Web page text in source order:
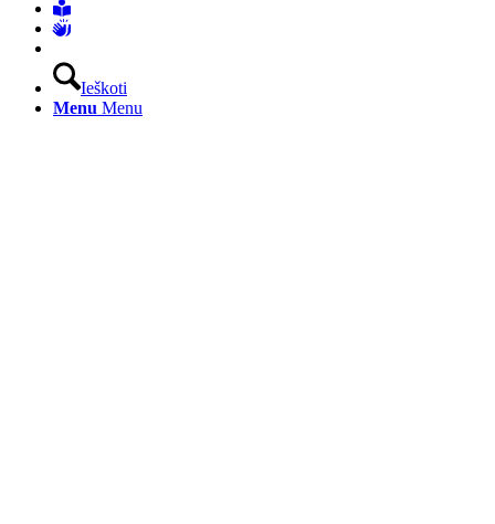
Ieškoti
Menu Menu